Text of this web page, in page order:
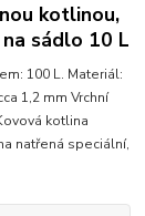
kotlinou,
sádlo 10 L
100 L. Materiál:
1,2 mm Vrchní
kotlina
natřená speciální,